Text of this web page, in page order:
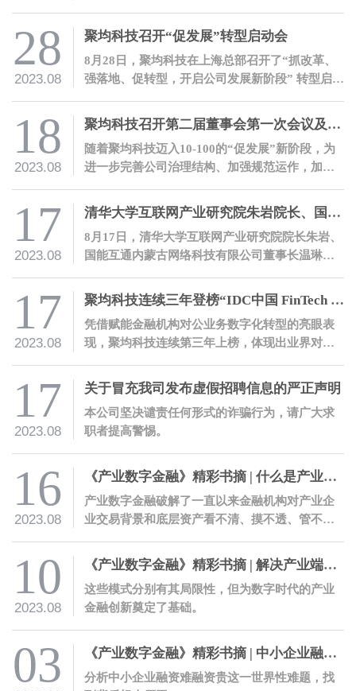
国产业区块链典型案例》。
28
2023.08
聚均科技召开“促发展”转型启动会
8月28日，聚均科技在上海总部召开了“抓改革、
强落地、促转型，开启公司发展新阶段” 转型启动
18
2023.08
聚均科技召开第二届董事会第一次会议及第一届监事会第一次会议
随着聚均科技迈入10-100的“促发展”新阶段，为
进一步完善公司治理结构、加强规范运作，加快
日，聚均科技在上海总部召开了第二届董事会第
一次会议及第一届监事会第一次会议。
17
2023.08
清华大学互联网产业研究院朱岩院长、国能互通温琳董事长一行莅临聚均科技参观交流
8月17日，清华大学互联网产业研究院院长朱岩、
国能互通内蒙古网络科技有限公司董事长温琳、
经理张志勇一行莅临聚均科技参观交流。
17
2023.08
聚均科技连续三年登榜“IDC中国 FinTech 50”
凭借赋能金融机构对公业务数字化转型的亮眼表
现，聚均科技连续第三年上榜，体现出业界对公
17
2023.08
关于冒充我司发布虚假招聘信息的严正声明
本公司坚决谴责任何形式的诈骗行为，请广大求
职者提高警惕。
16
2023.08
《产业数字金融》精彩书摘 | 什么是产业数字金融
产业数字金融破解了一直以来金融机构对产业企
业交易背景和底层资产看不清、摸不透、管不
本。
10
2023.08
《产业数字金融》精彩书摘 | 解决产业端金融供给痛点的四种探索模式
这些模式分别有其局限性，但为数字时代的产业
金融创新奠定了基础。
03 《产业数字金融》精彩书摘 | 中小企业融资难融资贵原因何在
分析中小企业融资难融资贵这一世界性难题，找